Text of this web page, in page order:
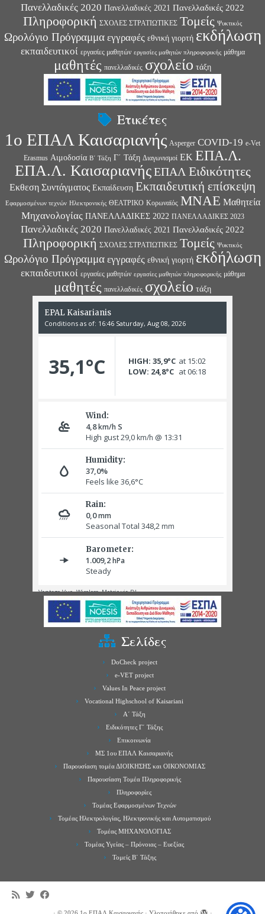
Πανελλαδικές 2020 Πανελλαδικές 2021 Πανελλαδικές 2022
Πληροφορική ΣΧΟΛΕΣ ΣΤΡΑΤΙΩΤΙΚΕΣ Τομείς Ψυκτικός
Ωρολόγιο Πρόγραμμα εγγραφές εθνική γιορτή εκδήλωση
εκπαιδευτικοί εργασίες μαθητών εργασίες μαθητών πληροφορικής μάθημα
μαθητές πανελλαδικές σχολείο τάξη
Ετικέτες
1ο ΕΠΑΛ Καισαριανής Asperger COVID-19 e-Vet
Erasmus Αιμοδοσία Β΄ Τάξη Γ΄ Τάξη Διαγωνισμοί ΕΚ ΕΠΑ.Λ.
ΕΠΑ.Λ. Καισαριανής ΕΠΑΛ Ειδικότητες
Εκθεση Συντάγματος Εκπαίδευση Εκπαιδευτική επίσκεψη
Εφαρμοσμένων τεχνών Ηλεκτρονικής ΘΕΑΤΡΙΚΟ Κορωναϊός ΜΝΑΕ Μαθητεία
Μηχανολογίας ΠΑΝΕΛΛΑΔΙΚΕΣ 2022 ΠΑΝΕΛΛΑΔΙΚΕΣ 2023
Πανελλαδικές 2020 Πανελλαδικές 2021 Πανελλαδικές 2022
Πληροφορική ΣΧΟΛΕΣ ΣΤΡΑΤΙΩΤΙΚΕΣ Τομείς Ψυκτικός
Ωρολόγιο Πρόγραμμα εγγραφές εθνική γιορτή εκδήλωση
εκπαιδευτικοί εργασίες μαθητών εργασίες μαθητών πληροφορικής μάθημα
μαθητές πανελλαδικές σχολείο τάξη
Σελίδες
DoCheck project
e-VET project
Values In Peace project
Vocational Highschool of Kaisariani
Α΄ Τάξη
Ειδικότητες Γ΄ Τάξης
Επικοινωνία
ΜΣ 1ου ΕΠΑΛ Καισαριανής
Παρουσίαση τομέα ΔΙΟΙΚΗΣΗΣ και ΟΙΚΟΝΟΜΙΑΣ
Παρουσίαση Τομέα Πληροφορικής
Πληροφορίες
Τομέας Εφαρμοσμένων Τεχνών
Τομέας Ηλεκτρολογίας, Ηλεκτρονικής και Αυτοματισμού
Τομέας ΜΗΧΑΝΟΛΟΓΙΑΣ
Τομέας Υγείας – Πρόνοιας – Ευεξίας
Τομείς Β΄ Τάξης